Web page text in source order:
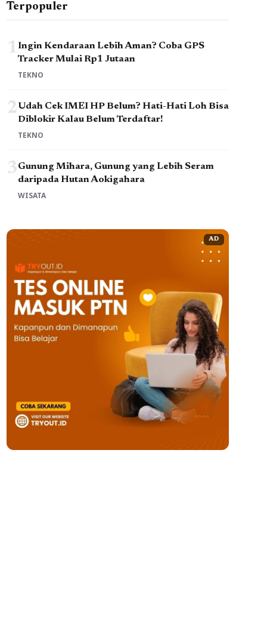
Terpopuler
1Ingin Kendaraan Lebih Aman? Coba GPS
Tracker Mulai Rp1 Jutaan
TEKNO
2Udah Cek IMEI HP Belum? Hati-Hati Loh Bisa
Diblokir Kalau Belum Terdaftar!
TEKNO
3Gunung Mihara, Gunung yang Lebih Seram
daripada Hutan Aokigahara
WISATA
AD